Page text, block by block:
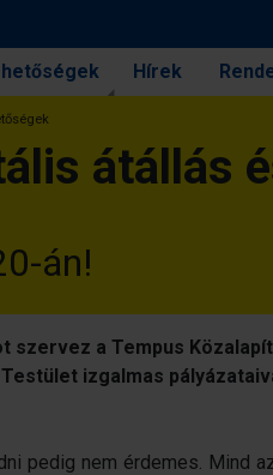
Hírek
átállás
án!
szervez a Tempus
izgalmas
pedig nem érdemes. Mind